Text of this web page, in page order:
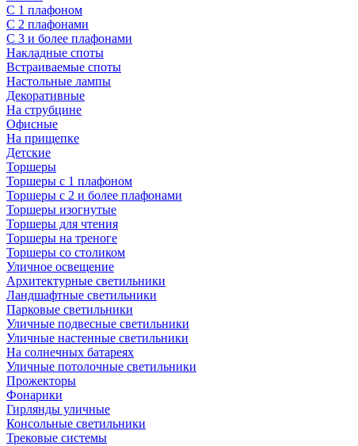
С 1 плафоном
С 2 плафонами
С 3 и более плафонами
Накладные споты
Встраиваемые споты
Настольные лампы
Декоративные
На струбцине
Офисные
На прищепке
Детские
Торшеры
Торшеры с 1 плафоном
Торшеры с 2 и более плафонами
Торшеры изогнутые
Торшеры для чтения
Торшеры на треноге
Торшеры со столиком
Уличное освещение
Архитектурные светильники
Ландшафтные светильники
Парковые светильники
Уличные подвесные светильники
Уличные настенные светильники
На солнечных батареях
Уличные потолочные светильники
Прожекторы
Фонарики
Гирлянды уличные
Консольные светильники
Трековые системы